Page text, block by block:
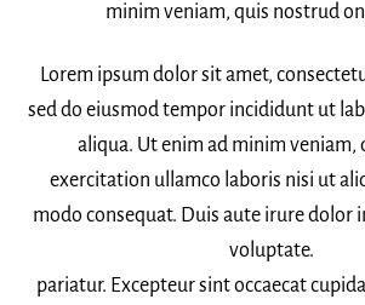
minim veniam, quis nostrud
Lorem ipsum dolor sit amet,
sed do eiusmod tempor incididunt ut
aliqua. Ut enim ad minim veniam,
exercitation ullamco laboris nisi ut
modo consequat. Duis aute irure dolor
voluptate.
pariatur. Excepteur sint occaecat